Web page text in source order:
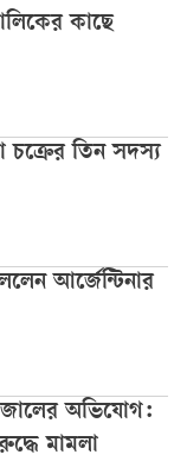
কাছে
চক্রের তিন সদস্য
আর্জেন্টিনার
জালের অভিযোগ:
মামলা